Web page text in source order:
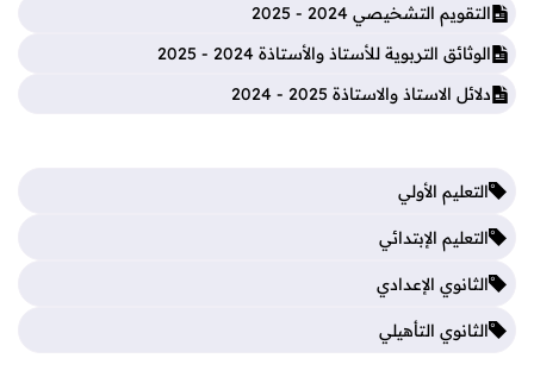
التقويم التشخيصي 2024 - 2025
الوثائق التربوية للأستاذ والأستاذة 2024 - 2025
دلائل الاستاذ والاستاذة 2025 - 2024
التعليم الأولي
التعليم الإبتدائي
الثانوي الإعدادي
الثانوي التأهيلي